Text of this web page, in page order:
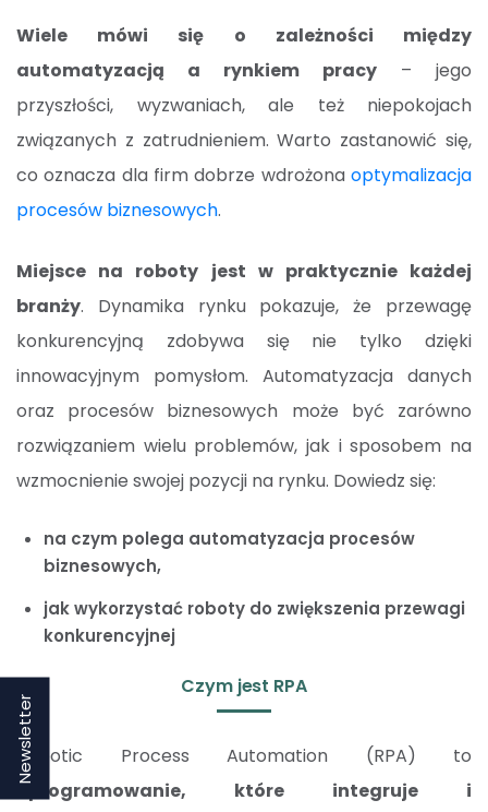
Wiele mówi się o zależności między
automatyzacją a rynkiem pracy – jego
przyszłości, wyzwaniach, ale też niepokojach
związanych z zatrudnieniem. Warto zastanowić się,
co oznacza dla firm dobrze wdrożona optymalizacja
procesów biznesowych.
Miejsce na roboty jest w praktycznie każdej
branży. Dynamika rynku pokazuje, że przewagę
konkurencyjną zdobywa się nie tylko dzięki
innowacyjnym pomysłom. Automatyzacja danych
oraz procesów biznesowych może być zarówno
rozwiązaniem wielu problemów, jak i sposobem na
wzmocnienie swojej pozycji na rynku. Dowiedz się:
na czym polega automatyzacja procesów
biznesowych,
jak wykorzystać roboty do zwiększenia przewagi
konkurencyjnej
Czym jest RPA
Robotic Process Automation (RPA) to
oprogramowanie, które integruje i
Newsletter